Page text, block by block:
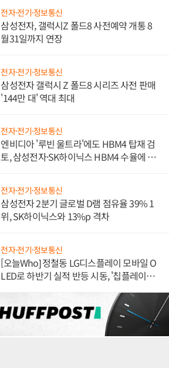
전자·전기·정보통신
삼성전자, 갤럭시Z 폴드8 사전예약 개통 8
월31일까지 연장
전자·전기·정보통신
삼성전자 갤럭시 Z 폴드8 시리즈 사전 판매
'144만 대' 역대 최대
전자·전기·정보통신
엔비디아 '루빈 울트라'에도 HBM4 탑재 검
토, 삼성전자·SK하이닉스 HBM4 수율에 주
전자·전기·정보통신
삼성전자 2분기 글로벌 D램 점유율 39% 1
위, SK하이닉스와 13%p 격차
전자·전기·정보통신
[오늘Who] 정철동 LG디스플레이 모바일 O
LED로 하반기 실적 반등 시동, '칩플레이